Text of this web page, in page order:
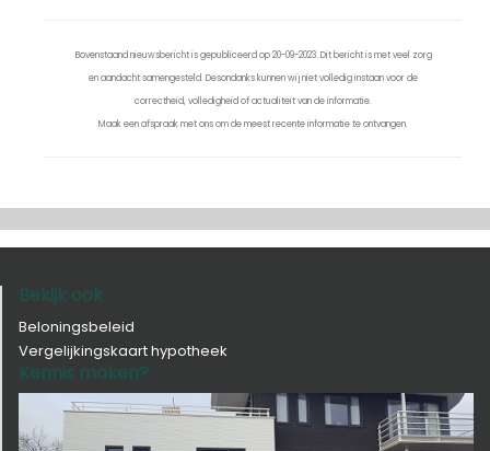
Bovenstaand nieuwsbericht is gepubliceerd op 20-09-2023. Dit bericht is met veel zorg
en aandacht samengesteld. Desondanks kunnen wij niet volledig instaan voor de
correctheid, volledigheid of actualiteit van de informatie.
Maak een afspraak met ons om de meest recente informatie te ontvangen.
Bekijk ook
Beloningsbeleid
Vergelijkingskaart hypotheek
Kennis maken?